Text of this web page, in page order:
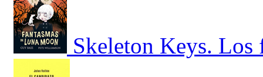
Skeleton Keys. Los